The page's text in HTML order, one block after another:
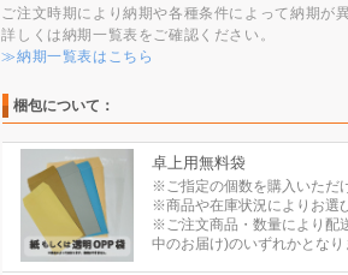
ご注文時期により納期や各種条件によって納期が
詳しくは納期一覧表をご確認ください。
≫納期一覧表はこちら
梱包について：
卓上用無料袋
※ご指定の個数を購入いただ
※商品や在庫状況によりお選
※ご注文商品・数量により配
中のお届け)のいずれかとなり